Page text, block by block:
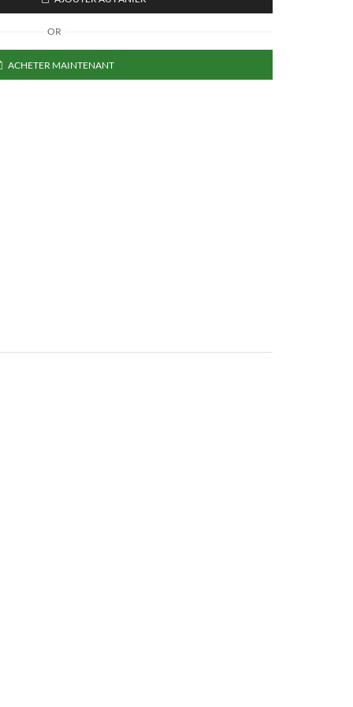
OR
ACHETER MAINTENANT